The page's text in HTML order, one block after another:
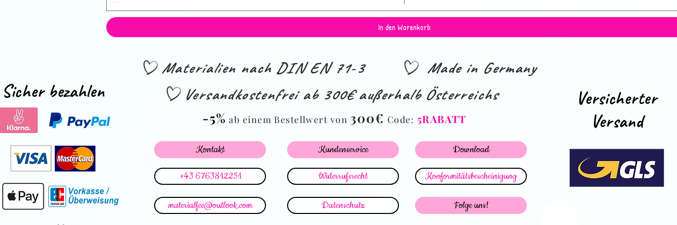
In den Warenkorb
Sicher bezahlen
Materialien nach DIN EN 71-3
Made in Germany
Versandkostenfrei ab 300€ außerhalb Österreichs
-5% ab einem Bestellwert von 300€ Code: 5RABATT
Kontakt
+43 6763812251
materialfee@outlook.com
Kundenservice
Widerrufsrecht
Datenschutz
Download
Konformitätsbescheinigung
Folge uns!
Versicherter
Versand